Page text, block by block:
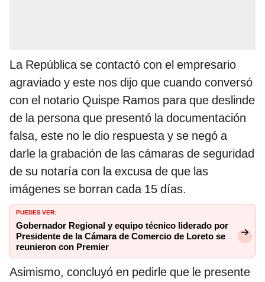
La República se contactó con el empresario
agraviado y este nos dijo que cuando conversó
con el notario Quispe Ramos para que deslinde
de la persona que presentó la documentación
falsa, este no le dio respuesta y se negó a
darle la grabación de las cámaras de seguridad
de su notaría con la excusa de que las
imágenes se borran cada 15 días.
PUEDES VER:
Gobernador Regional y equipo técnico liderado por
Presidente de la Cámara de Comercio de Loreto se
reunieron con Premier
Asimismo, concluyó en pedirle que le presente